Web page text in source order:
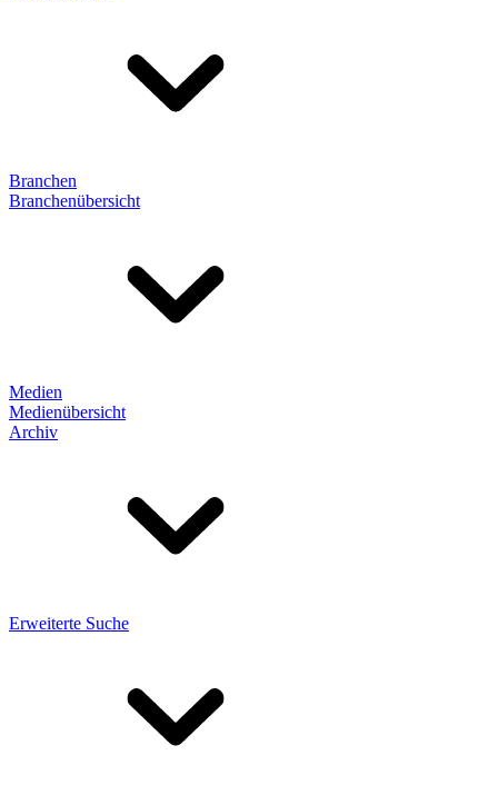
Branchen
Branchenübersicht
Medien
Medienübersicht
Archiv
Erweiterte Suche